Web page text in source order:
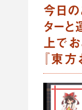
今日
ター
上で
『東方